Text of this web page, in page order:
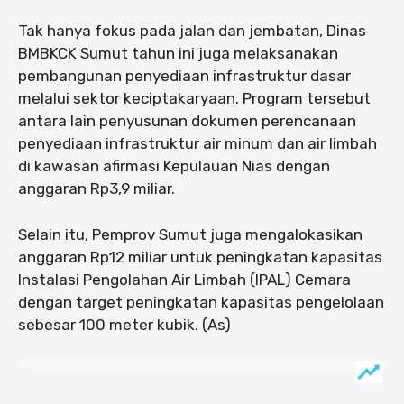
Tak hanya fokus pada jalan dan jembatan, Dinas
BMBKCK Sumut tahun ini juga melaksanakan
pembangunan penyediaan infrastruktur dasar
melalui sektor keciptakaryaan. Program tersebut
antara lain penyusunan dokumen perencanaan
penyediaan infrastruktur air minum dan air limbah
di kawasan afirmasi Kepulauan Nias dengan
anggaran Rp3,9 miliar.
Selain itu, Pemprov Sumut juga mengalokasikan
anggaran Rp12 miliar untuk peningkatan kapasitas
Instalasi Pengolahan Air Limbah (IPAL) Cemara
dengan target peningkatan kapasitas pengelolaan
sebesar 100 meter kubik. (As)